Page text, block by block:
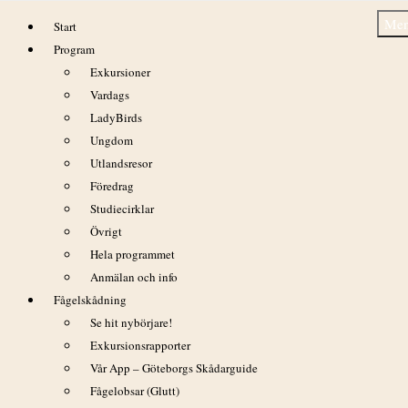
Start
Program
Exkursioner
Vardags
LadyBirds
Ungdom
Utlandsresor
Föredrag
Studiecirklar
Övrigt
Hela programmet
Anmälan och info
Fågelskådning
Se hit nybörjare!
Exkursionsrapporter
Vår App – Göteborgs Skådarguide
Fågelobsar (Glutt)
Hornborgasjön 7/4 2018